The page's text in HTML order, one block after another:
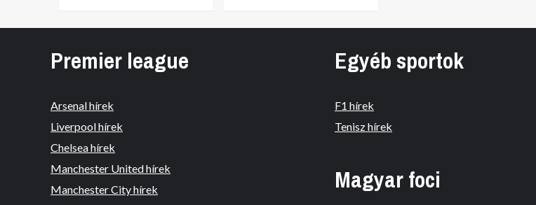
Premier league
Arsenal hírek
Liverpool hírek
Chelsea hírek
Manchester United hírek
Manchester City hírek
Egyéb sportok
F1 hírek
Tenisz hírek
Magyar foci